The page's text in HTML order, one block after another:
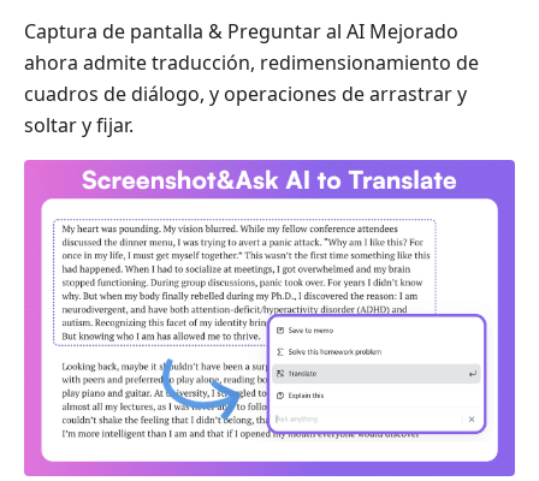
Captura de pantalla & Preguntar al AI Mejorado
ahora admite traducción, redimensionamiento de
cuadros de diálogo, y operaciones de arrastrar y
soltar y fijar.